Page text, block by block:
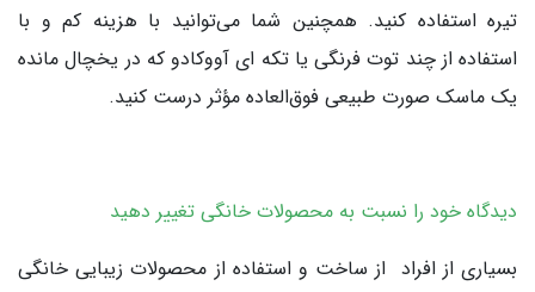
تیره استفاده کنید. همچنین شما می‌توانید با هزینه کم و با
استفاده از چند توت فرنگی یا تکه ای آووکادو که در یخچال مانده
یک ماسک صورت طبیعی فوق‌العاده مؤثر درست کنید.
دیدگاه خود را نسبت به محصولات خانگی تغییر دهید
بسیاری از افراد از ساخت و استفاده از محصولات زیبایی خانگی